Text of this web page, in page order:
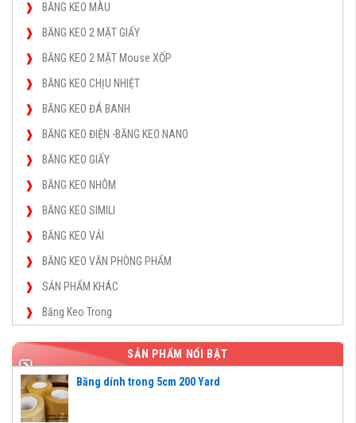
BĂNG KEO MÀU
BĂNG KEO 2 MẶT GIẤY
BĂNG KEO 2 MẶT Mouse XỐP
BĂNG KEO CHỊU NHIỆT
BĂNG KEO ĐÁ BANH
BĂNG KEO ĐIỆN -BĂNG KEO NANO
BĂNG KEO GIẤY
BĂNG KEO NHÔM
BĂNG KEO SIMILI
BĂNG KEO VẢI
BĂNG KEO VĂN PHÒNG PHẨM
SẢN PHẨM KHÁC
Băng Keo Trong
SẢN PHẨM NỔI BẬT
Băng dính trong 5cm 200 Yard